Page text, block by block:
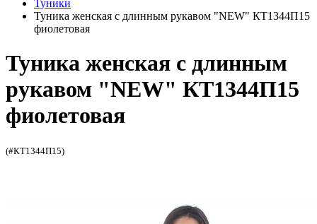
Туники
Туника женская с длинным рукавом "NEW" КТ1344П15
фиолетовая
Туника женская с длинным
рукавом "NEW" КТ1344П15
фиолетовая
(#КТ1344П15)